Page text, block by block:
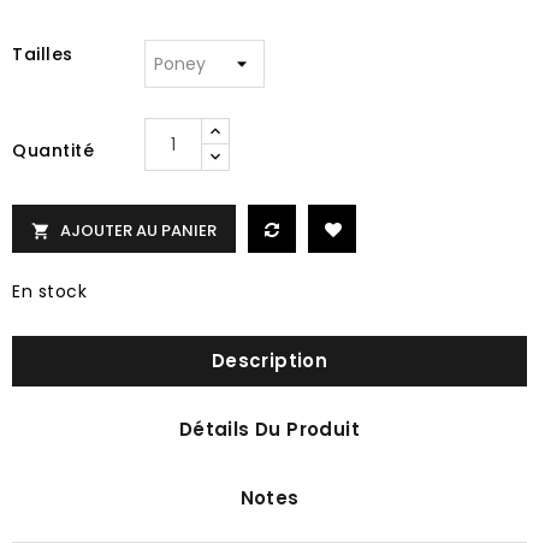
Tailles
Quantité
 AJOUTER AU PANIER
En stock
Description
Détails Du Produit
Notes